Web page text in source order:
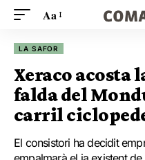
Aa
LA SAFOR
Xeraco acosta
falda del
carril
El consistori ha decidit